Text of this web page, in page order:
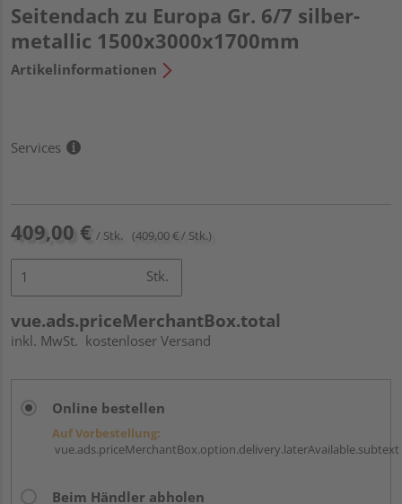
Seitendach zu Europa Gr. 6/7 silber-
metallic 1500x3000x1700mm
Artikelinformationen
Services
409,00 € / Stk. (409,00 € / Stk.)
Stk.
vue.ads.priceMerchantBox.total
inkl. MwSt. kostenloser Versand
Online bestellen
Auf Vorbestellung:
vue.ads.priceMerchantBox.option.delivery.laterAvailable.subtext
Beim Händler abholen